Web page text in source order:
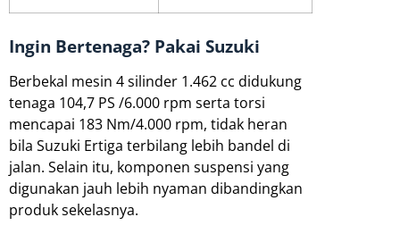
Ingin Bertenaga? Pakai Suzuki
Berbekal mesin 4 silinder 1.462 cc didukung
tenaga 104,7 PS /6.000 rpm serta torsi
mencapai 183 Nm/4.000 rpm, tidak heran
bila Suzuki Ertiga terbilang lebih bandel di
jalan. Selain itu, komponen suspensi yang
digunakan jauh lebih nyaman dibandingkan
produk sekelasnya.